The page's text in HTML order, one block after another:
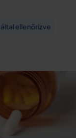
ellenőrizve